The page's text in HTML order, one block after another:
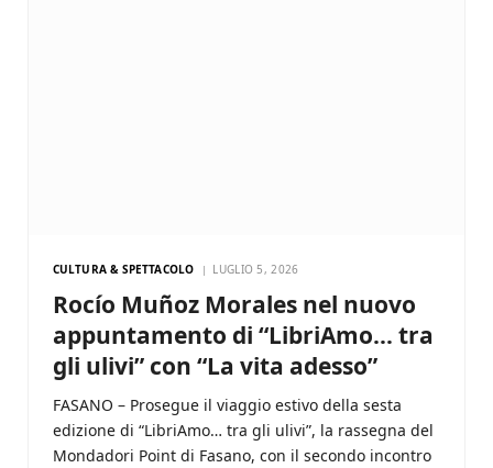
CULTURA & SPETTACOLO LUGLIO 5, 2026
Rocío Muñoz Morales nel nuovo
appuntamento di “LibriAmo… tra
gli ulivi” con “La vita adesso”
FASANO – Prosegue il viaggio estivo della sesta
edizione di “LibriAmo… tra gli ulivi”, la rassegna del
Mondadori Point di Fasano, con il secondo incontro